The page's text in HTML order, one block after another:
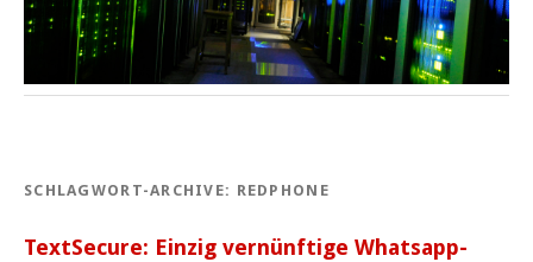
SCHLAGWORT-ARCHIVE: REDPHONE
TextSecure: Einzig vernünftige Whatsapp-